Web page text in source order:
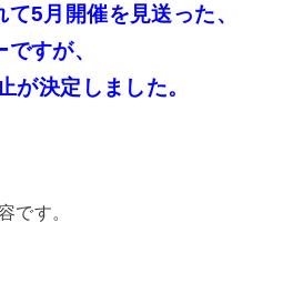
5月開催を見送った、
すが、
が決定しました。
です。